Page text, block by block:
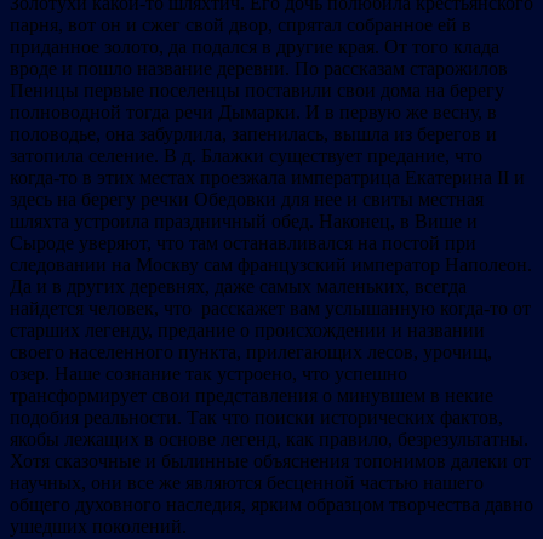
парня, вот он и сжег свой двор, спрятал собранное ей в
приданное золото, да подался в другие края. От того клада
вроде и пошло название деревни. По рассказам старожилов
Пеницы первые поселенцы поставили свои дома на берегу
полноводной тогда речи Дымарки. И в первую же весну, в
половодье, она забурлила, запенилась, вышла из берегов и
затопила селение. В д. Блажки существует предание, что
когда-то в этих местах проезжала императрица Екатерина ІІ и
здесь на берегу речки Обедовки для нее и свиты местная
шляхта устроила праздничный обед. Наконец, в Више и
Сыроде уверяют, что там останавливался на постой при
следовании на Москву сам французский император Наполеон.
Да и в других деревнях, даже самых маленьких, всегда
найдется человек, что расскажет вам услышанную когда-то от
старших легенду, предание о происхождении и названии
своего населенного пункта, прилегающих лесов, урочищ,
озер. Наше сознание так устроено, что успешно
трансформирует свои представления о минувшем в некие
подобия реальности. Так что поиски исторических фактов,
якобы лежащих в основе легенд, как правило, безрезультатны.
Хотя сказочные и былинные объяснения топонимов далеки от
научных, они все же являются бесценной частью нашего
общего духовного наследия, ярким образцом творчества давно
ушедших поколений.